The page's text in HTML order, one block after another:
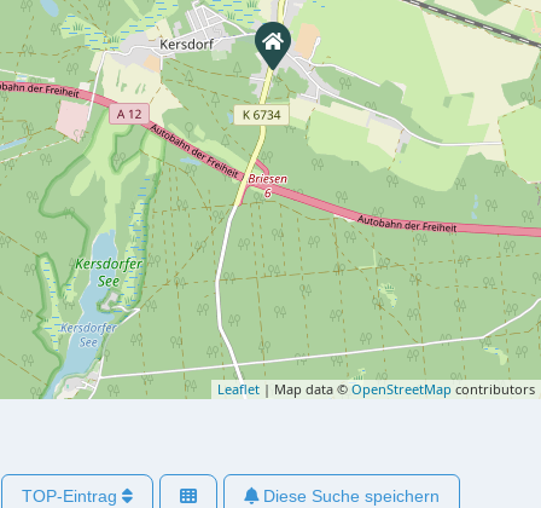
Leaflet | Map data ©OpenStreetMap contributors
TOP-Eintrag Diese Suche speichern